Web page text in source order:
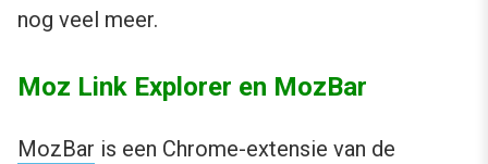
nog veel meer.
Moz Link Explorer en MozBar
MozBar is een Chrome-extensie van de